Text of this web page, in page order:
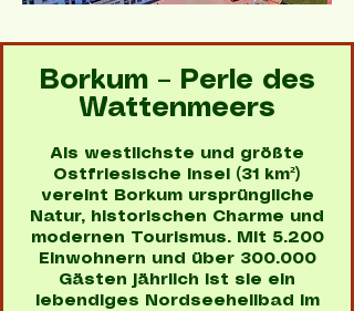
Borkum – Perle des
Wattenmeers
Als westlichste und größte
Ostfriesische Insel (31 km²)
vereint Borkum ursprüngliche
Natur, historischen Charme und
modernen Tourismus. Mit 5.200
Einwohnern und über 300.000
Gästen jährlich ist sie ein
lebendiges Nordseeheilbad im